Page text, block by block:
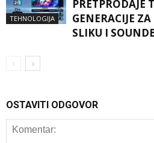
TEHNOLOGIJA
PRETPRODAJE
GENERACIJE
SLIKU I
OSTAVITI ODGOVOR